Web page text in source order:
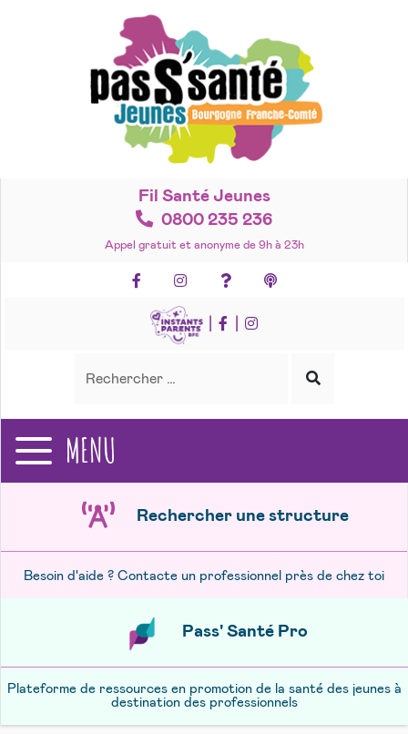
Fil Santé Jeunes
0800 235 236
Appel gratuit et anonyme de 9h à 23h
FacebookInstagramFoire aux questions
Lancer
recherche
MENU
Rechercher une structure
Besoin d'aide ? Contacte un professionnel près de chez toi
Pass' Santé Pro
Plateforme de ressources en promotion de la santé des jeunes à
destination des professionnels